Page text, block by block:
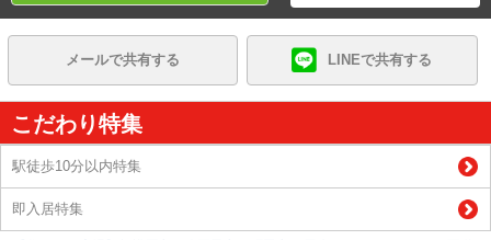
メールで共有する LINEで共有する
こだわり特集
駅徒歩10分以内特集
即入居特集